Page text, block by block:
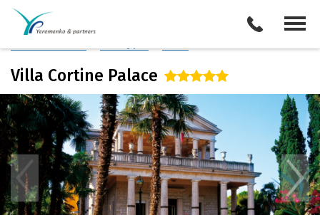
Италия
Описание отеля
Villa Cortine Palace